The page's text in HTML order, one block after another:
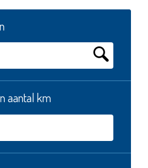
aantal km